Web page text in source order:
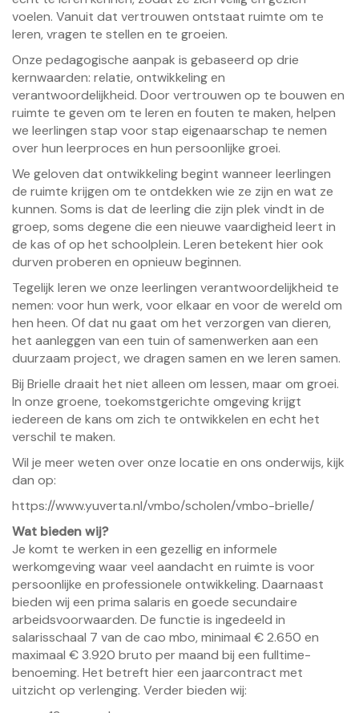
voelen. Vanuit dat vertrouwen ontstaat ruimte om te
leren, vragen te stellen en te groeien.
Onze pedagogische aanpak is gebaseerd op drie
kernwaarden: relatie, ontwikkeling en
verantwoordelijkheid. Door vertrouwen op te bouwen en
ruimte te geven om te leren en fouten te maken, helpen
we leerlingen stap voor stap eigenaarschap te nemen
over hun leerproces en hun persoonlijke groei.
We geloven dat ontwikkeling begint wanneer leerlingen
de ruimte krijgen om te ontdekken wie ze zijn en wat ze
kunnen. Soms is dat de leerling die zijn plek vindt in de
groep, soms degene die een nieuwe vaardigheid leert in
de kas of op het schoolplein. Leren betekent hier ook
durven proberen en opnieuw beginnen.
Tegelijk leren we onze leerlingen verantwoordelijkheid te
nemen: voor hun werk, voor elkaar en voor de wereld om
hen heen. Of dat nu gaat om het verzorgen van dieren,
het aanleggen van een tuin of samenwerken aan een
duurzaam project, we dragen samen en we leren samen.
Bij Brielle draait het niet alleen om lessen, maar om groei.
In onze groene, toekomstgerichte omgeving krijgt
iedereen de kans om zich te ontwikkelen en echt het
verschil te maken.
Wil je meer weten over onze locatie en ons onderwijs, kijk
dan op:
https://www.yuverta.nl/vmbo/scholen/vmbo-brielle/
Wat bieden wij?
Je komt te werken in een gezellig en informele
werkomgeving waar veel aandacht en ruimte is voor
persoonlijke en professionele ontwikkeling. Daarnaast
bieden wij een prima salaris en goede secundaire
arbeidsvoorwaarden. De functie is ingedeeld in
salarisschaal 7 van de cao mbo, minimaal € 2.650 en
maximaal € 3.920 bruto per maand bij een fulltime-
benoeming. Het betreft hier een jaarcontract met
uitzicht op verlenging. Verder bieden wij: